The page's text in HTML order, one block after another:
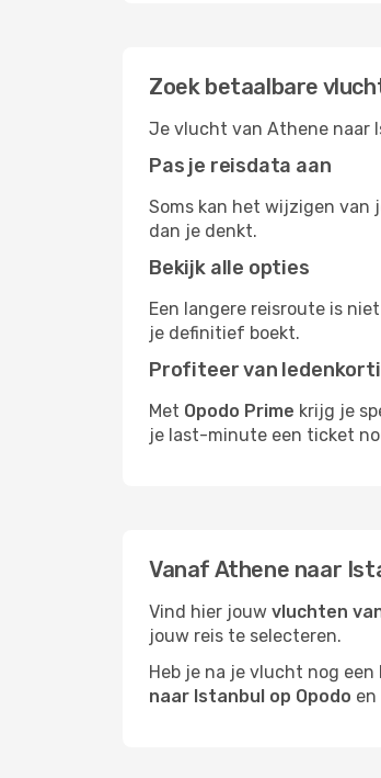
Zoek betaalbare
Je vlucht van Athene naar
Pas je reisdata aan
Soms kan het wijzigen van
dan je denkt.
Bekijk alle opties
Een langere reisroute is
je definitief boekt.
Profiteer van
Met Opodo Prime krijg je
je last-minute een ticket
Vanaf Athene naar
Vind hier jouw vluchten
jouw reis te selecteren.
Heb je na je vlucht nog
naar Istanbul op Opodo en